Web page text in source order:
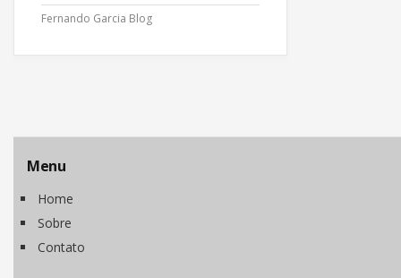
Fernando Garcia Blog
Menu
Home
Sobre
Contato